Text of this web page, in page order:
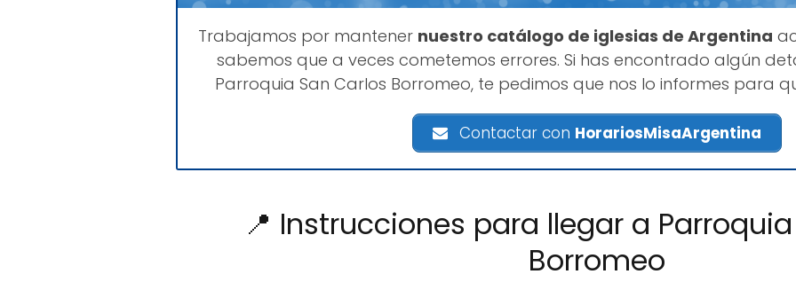
Trabajamos por mantener nuestro catálogo de iglesias de Argentina
sabemos que a veces cometemos errores. Si has encontrado algún
Parroquia San Carlos Borromeo, te pedimos que nos lo informes para
Contactar con HorariosMisaArgentina
📍 Instrucciones para llegar a
Borromeo